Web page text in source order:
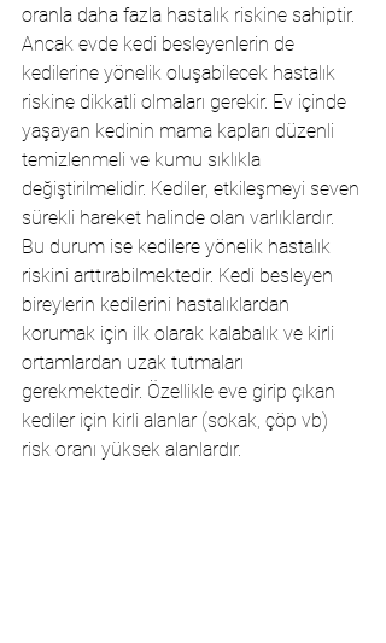
oranla daha fazla hastalık riskine sahiptir.
Ancak evde kedi besleyenlerin de
kedilerine yönelik oluşabilecek hastalık
riskine dikkatli olmaları gerekir. Ev içinde
yaşayan kedinin mama kapları düzenli
temizlenmeli ve kumu sıklıkla
değiştirilmelidir. Kediler, etkileşmeyi seven
sürekli hareket halinde olan varlıklardır.
Bu durum ise kedilere yönelik hastalık
riskini arttırabilmektedir. Kedi besleyen
bireylerin kedilerini hastalıklardan
korumak için ilk olarak kalabalık ve kirli
ortamlardan uzak tutmaları
gerekmektedir. Özellikle eve girip çıkan
kediler için kirli alanlar (sokak, çöp vb)
risk oranı yüksek alanlardır.